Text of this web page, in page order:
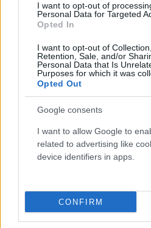
I want to opt-out of
Personal Data for Targeted
Opted In
I want to opt-out of
Retention, Sale, and/or
Personal Data that Is
Purposes for which it was
Opted Out
Google consents
I want to allow Google to
related to advertising like
device identifiers in apps.
CONFIRM
Στην πρόσκληση των
αναλυτικά οι προϋποθέσεις
απαιτούμενα
των αιτήσεων
εξέτασης και αξιολόγησής
χρηματοδότηση, οι
υποβολής των
ελέγχου και
υποχρεώσεις των
των δράσεων.
Ως ημερομηνία έναρξης
ορίζεται η ημερομηνία